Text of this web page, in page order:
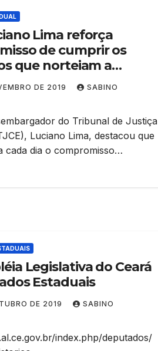
Lima reforça
de cumprir os
que norteiam a
DE 2019
SABINO
do Tribunal de Justiça
Luciano Lima, destacou que
cada dia o compromisso…
Legislativa do Ceará
Estaduais
DE 2019
SABINO
index.php/deputados/